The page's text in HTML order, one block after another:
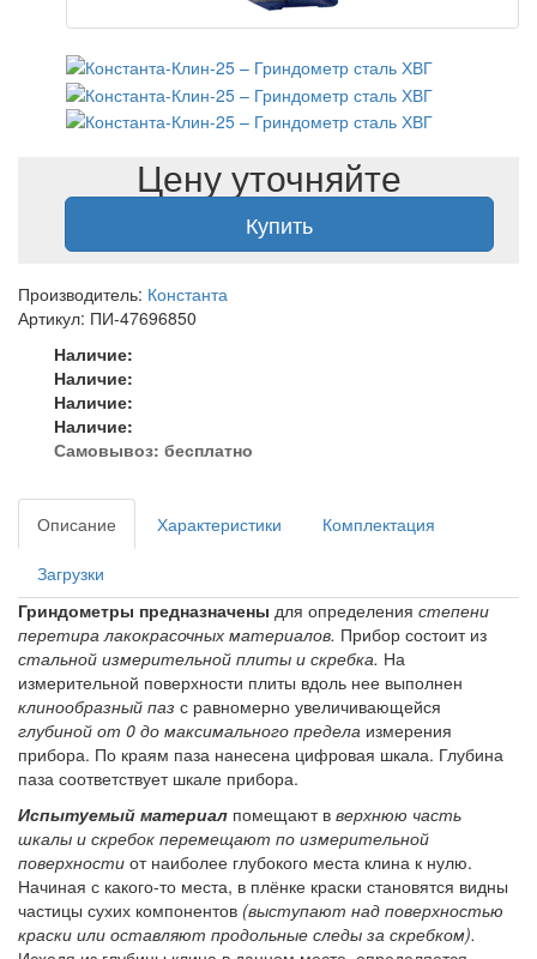
Цену уточняйте
Купить
Производитель: Константа
Артикул: ПИ-47696850
Наличие:
Наличие:
Наличие:
Наличие:
Самовывоз: бесплатно
Описание Характеристики Комплектация
Загрузки
Гриндометры предназначены для определения степени
перетира лакокрасочных материалов. Прибор состоит из
стальной измерительной плиты и скребка. На
измерительной поверхности плиты вдоль нее выполнен
клинообразный паз с равномерно увеличивающейся
глубиной от 0 до максимального предела измерения
прибора. По краям паза нанесена цифровая шкала. Глубина
паза соответствует шкале прибора.
Испытуемый материал помещают в верхнюю часть
шкалы и скребок перемещают по измерительной
поверхности от наиболее глубокого места клина к нулю.
Начиная с какого-то места, в плёнке краски становятся видны
частицы сухих компонентов (выступают над поверхностью
краски или оставляют продольные следы за скребком).